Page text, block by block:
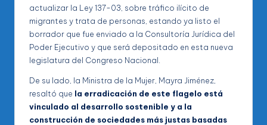
actualizar la Ley 137-03, sobre tráfico ilícito de
migrantes y trata de personas, estando ya listo el
borrador que fue enviado a la Consultoría Jurídica del
Poder Ejecutivo y que será depositado en esta nueva
legislatura del Congreso Nacional.
De su lado, la Ministra de la Mujer, Mayra Jiménez,
resaltó que la erradicación de este flagelo está
vinculado al desarrollo sostenible y a la
construcción de sociedades más justas basadas